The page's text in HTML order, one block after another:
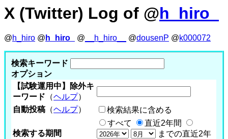
X (Twitter) Log of @h_hiro_
@h_hiro @ h_hiro_ @ __h_hiro__ @dousenP @k000072
検索キーワード
オプション
【試験運用中】除外キ
ーワード （ヘルプ）
自動投稿 （ヘルプ） 検索結果に含める
検索する期間
すべて
直近2年間
までの直近2年